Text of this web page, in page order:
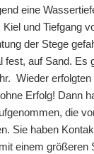
eine
und Tiefgang
der Stege
fest, auf Sand. Es
Wieder erfolgten
Erfolg! Dann
die
Sie haben
einem größeren